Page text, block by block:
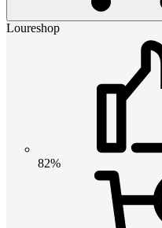
Loureshop
82%